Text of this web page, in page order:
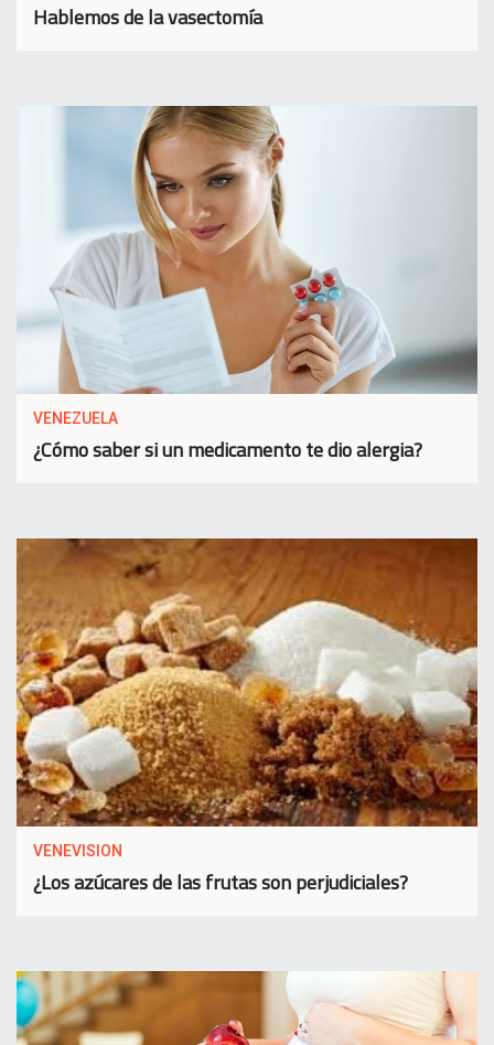
Hablemos de la vasectomía
VENEZUELA
¿Cómo saber si un medicamento te dio alergia?
VENEVISION
¿Los azúcares de las frutas son perjudiciales?